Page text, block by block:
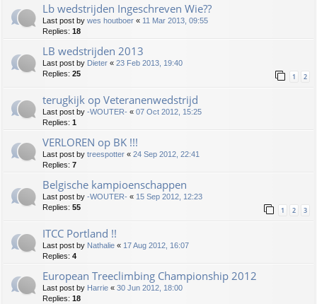
Lb wedstrijden Ingeschreven Wie??
Last post by wes houtboer « 11 Mar 2013, 09:55
Replies: 18
LB wedstrijden 2013
Last post by Dieter « 23 Feb 2013, 19:40
Replies: 25 1 2
terugkijk op Veteranenwedstrijd
Last post by -WOUTER- « 07 Oct 2012, 15:25
Replies: 1
VERLOREN op BK !!!
Last post by treespotter « 24 Sep 2012, 22:41
Replies: 7
Belgische kampioenschappen
Last post by -WOUTER- « 15 Sep 2012, 12:23
Replies: 55 1 2 3
ITCC Portland !!
Last post by Nathalie « 17 Aug 2012, 16:07
Replies: 4
European Treeclimbing Championship 2012
Last post by Harrie « 30 Jun 2012, 18:00
Replies: 18